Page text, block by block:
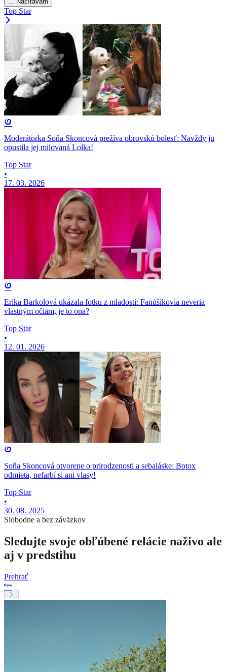
Top Star
Moderátorka Soňa Skoncová prežíva obrovskú bolesť: Navždy ju
opustila jej milovaná Lolka!
Top Star
•
17. 03. 2026
Erika Barkolová ukázala fotku z mladosti: Fanúšikovia neveria
vlastným očiam, je to ona?
Top Star
•
12. 01. 2026
Soňa Skoncová otvorene o prirodzenosti a sebaláske: Botox
odmieta, nefarbí si ani vlasy!
Top Star
•
30. 08. 2025
Slobodne a bez záväzkov
Sledujte svoje obľúbené relácie naživo ale
aj v predstihu
Prehrať